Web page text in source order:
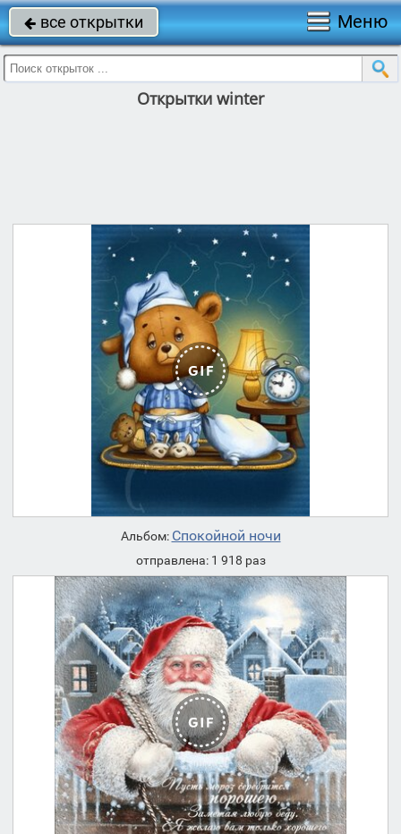
 все открытки Меню
Открытки winter
Альбом: Спокойной ночи
отправлена: 1 918 раз